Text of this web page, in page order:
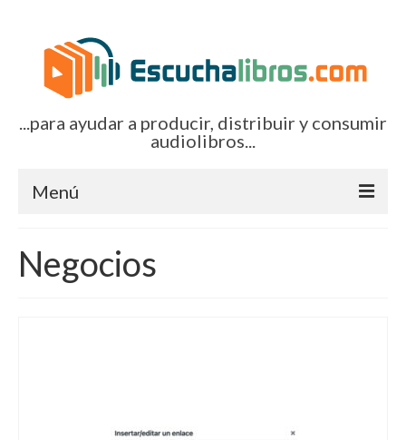
...para ayudar a producir, distribuir y consumir
audiolibros...
Menú
Artículos (todos)
Contacto (vía TecnoTur)
Negocios